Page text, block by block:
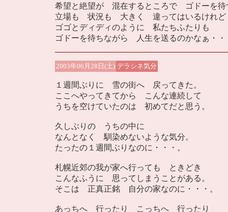
希望と絶望が 混在するところで ゴドーを待
立場も 状況も 大きく 違ってはいるけれど
ゴゴとディディのように 私たちふたりも
ゴドーを待ちながら 人生を送るのかなぁ・・
2003年06月28日(土) デラシネ気分
１週間ぶりに 雪の街へ 戻ってきた。
ここへやってきてから こんな連続して
うちを空けていたのは 初めてだと思う。
久しぶりの うちの中に
なんとなく 馴染めないような気分。
たったの１週間ぶりなのに・・・。
札幌近郊の我が家へ行っても ときどき
こんなふうに 思ってしまうことがある。
そこは 正真正銘 自分の家なのに・・・。
あっちへ 行ったり こっちへ 行ったり